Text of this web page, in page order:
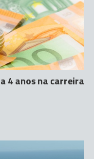
4 anos na carreira